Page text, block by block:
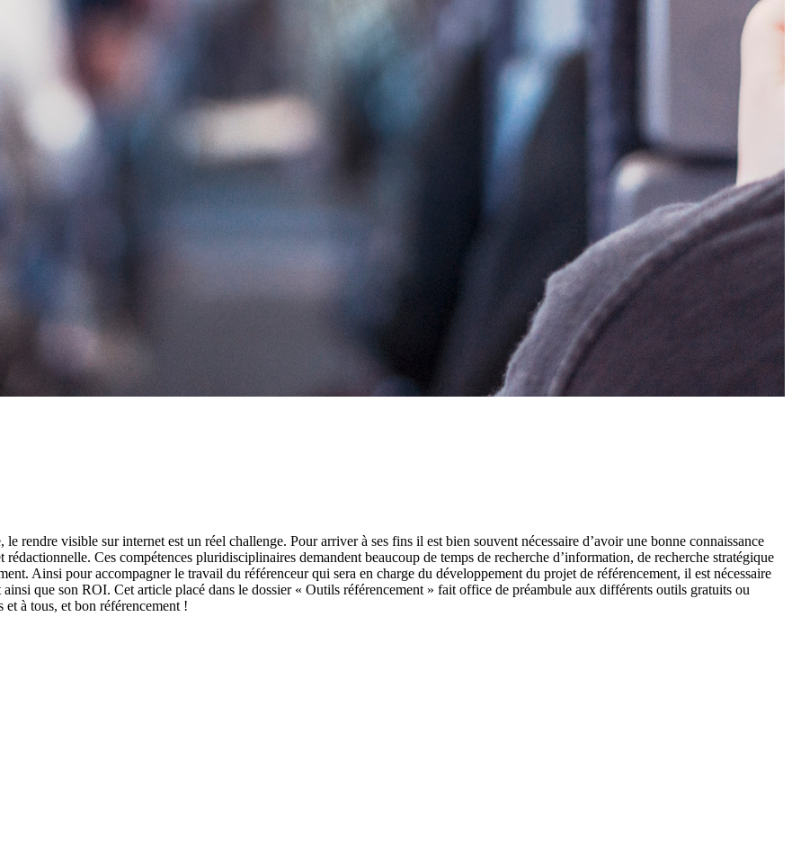
rendre visible sur internet est un réel challenge. Pour arriver à ses fins il est bien souvent nécessaire d’avoir une bonne connaissance
Ces compétences pluridisciplinaires demandent beaucoup de temps de recherche d’information, de recherche stratégique
Ainsi pour accompagner le travail du référenceur qui sera en charge du développement du projet de référencement, il est nécessaire
que son ROI. Cet article placé dans le dossier « Outils référencement » fait office de préambule aux différents outils gratuits ou
à tous, et bon référencement !